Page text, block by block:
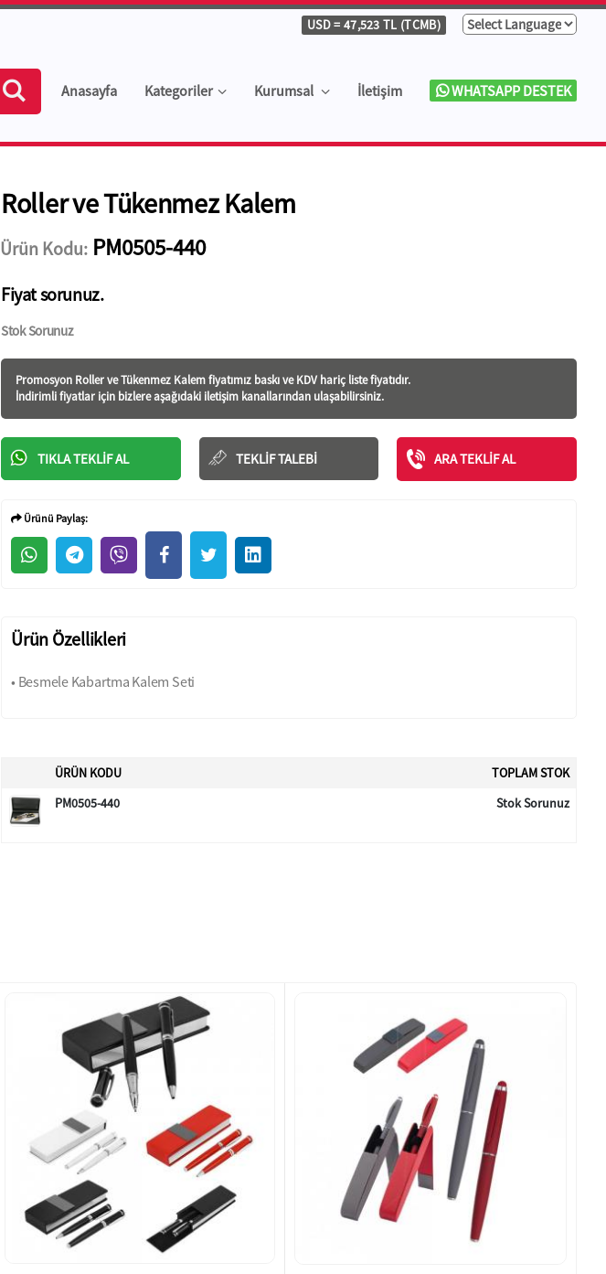
USD= 47,523 TL (TCMB)
Anasayfa Kategoriler Kurumsal İletişim WHATSAPP DESTEK
Roller ve Tükenmez Kalem
Ürün Kodu: PM0505-440
Fiyat sorunuz.
Stok Sorunuz
Promosyon Roller ve Tükenmez Kalem fiyatımız baskı ve KDV hariç liste fiyatıdır.
İndirimli fiyatlar için bizlere aşağıdaki iletişim kanallarından ulaşabilirsiniz.
TIKLA TEKLIF AL TEKLIF TALEBI ARA TEKLIF AL
Ürünü Paylaş:
Ürün Özellikleri
• Besmele Kabartma Kalem Seti
ÜRÜN KODU
TOPLAM STOK
PM0505-440
Stok Sorunuz